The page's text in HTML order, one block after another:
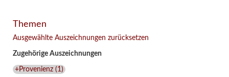
im
des
Lindenau-
Themen
Ausgewählte Auszeichnungen zurücksetzen
Zugehörige Auszeichnungen
+Provenienz(1 )